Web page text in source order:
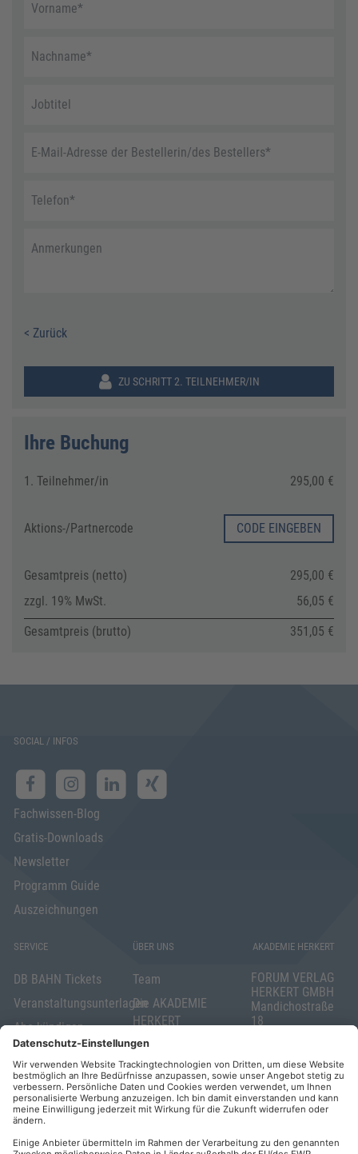
Vorname*
Nachname*
Jobtitel
E-Mail-Adresse der Bestellerin/des Bestellers*
Telefon*
Anmerkungen
< Zurück
ZU SCHRITT 2. TEILNEHMER/IN
Ihre Buchung
1. Teilnehmer/in 295,00 €
Aktions-/Partnercode CODE EINGEBEN
Gesamtpreis (netto)
295,00 €
zzgl. 19% MwSt.
56,05 €
Gesamtpreis (brutto)
351,05 €
SOCIAL / INFOS
Fachwissen-Blog
Gratis-Downloads
Newsletter
Programm Guide
Auszeichnungen
SERVICE
DB BAHN Tickets
Veranstaltungsunterlagen
Abo kündigen
Widerrufsrecht
für Verbraucher
Elektronischer
Geschäftsverkehr
ÜBER UNS
Team
Die AKADEMIE
HERKERT
FORUM VERLAG
HERKERT
Kontakt
AKADEMIE HERKERT
FORUM VERLAG
HERKERT GMBH
Mandichostraße
18
Telefon: +49
(0)8233 381-123
Telefax: +49
(0)8233 381-222
E-Mail:
herkert.de